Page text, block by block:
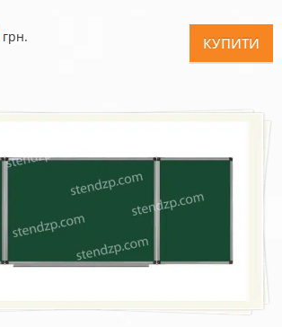
грн. КУПИТИ